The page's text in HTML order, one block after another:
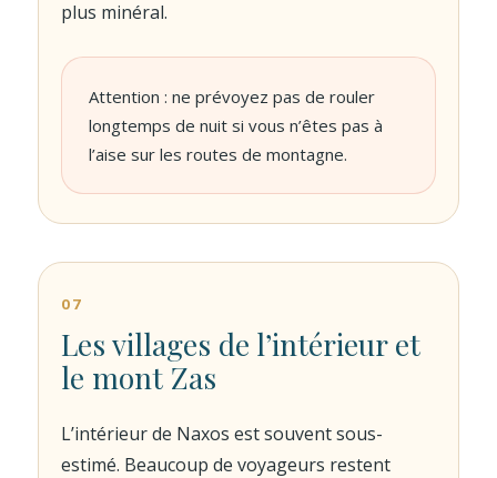
plus minéral.
Attention : ne prévoyez pas de rouler
longtemps de nuit si vous n’êtes pas à
l’aise sur les routes de montagne.
07
Les villages de l’intérieur et
le mont Zas
L’intérieur de Naxos est souvent sous-
estimé. Beaucoup de voyageurs restent